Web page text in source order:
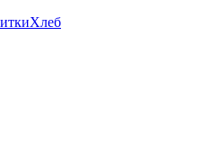
Хлеб